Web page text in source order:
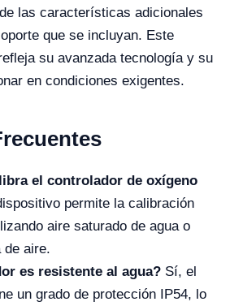
las características adicionales
que se incluyan. Este
su avanzada tecnología y su
en condiciones exigentes.
el controlador de oxígeno
permite la calibración
aire saturado de agua o
de aire.
es resistente al agua? Sí, el
un grado de protección IP54, lo